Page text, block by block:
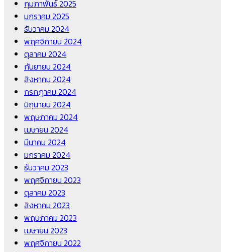
กุมภาพันธ์ 2025
มกราคม 2025
ธันวาคม 2024
พฤศจิกายน 2024
ตุลาคม 2024
กันยายน 2024
สิงหาคม 2024
กรกฎาคม 2024
มิถุนายน 2024
พฤษภาคม 2024
เมษายน 2024
มีนาคม 2024
มกราคม 2024
ธันวาคม 2023
พฤศจิกายน 2023
ตุลาคม 2023
สิงหาคม 2023
พฤษภาคม 2023
เมษายน 2023
พฤศจิกายน 2022